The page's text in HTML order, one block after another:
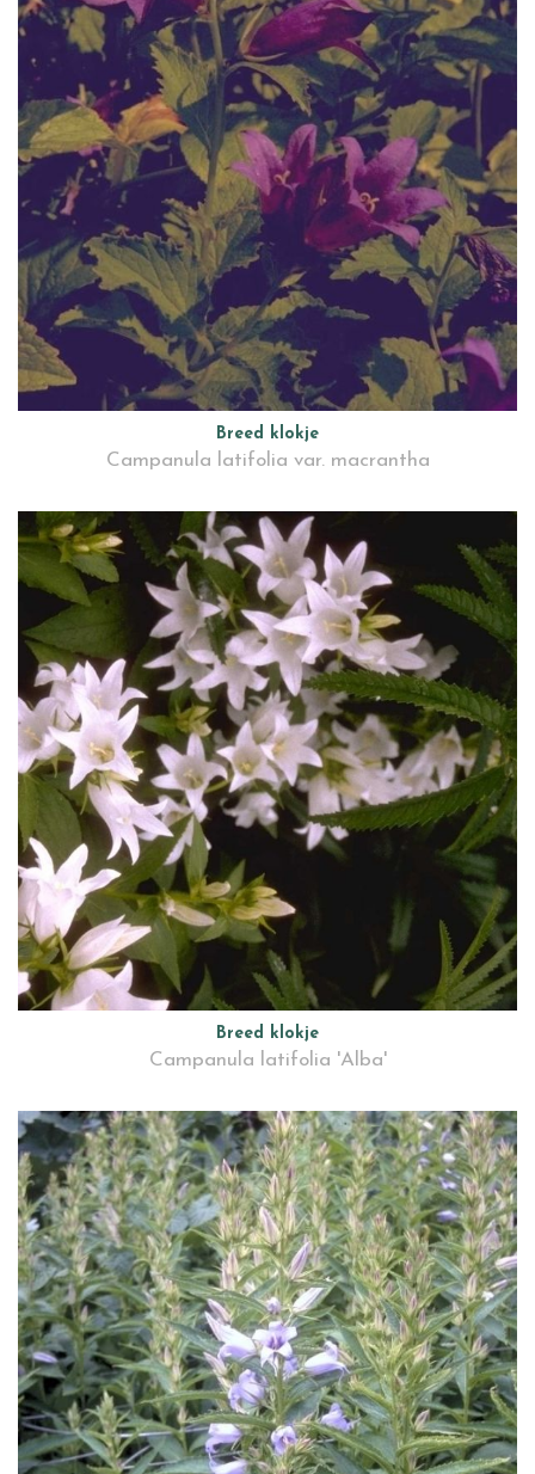
Breed klokje
Campanula latifolia var. macrantha
Breed klokje
Campanula latifolia 'Alba'